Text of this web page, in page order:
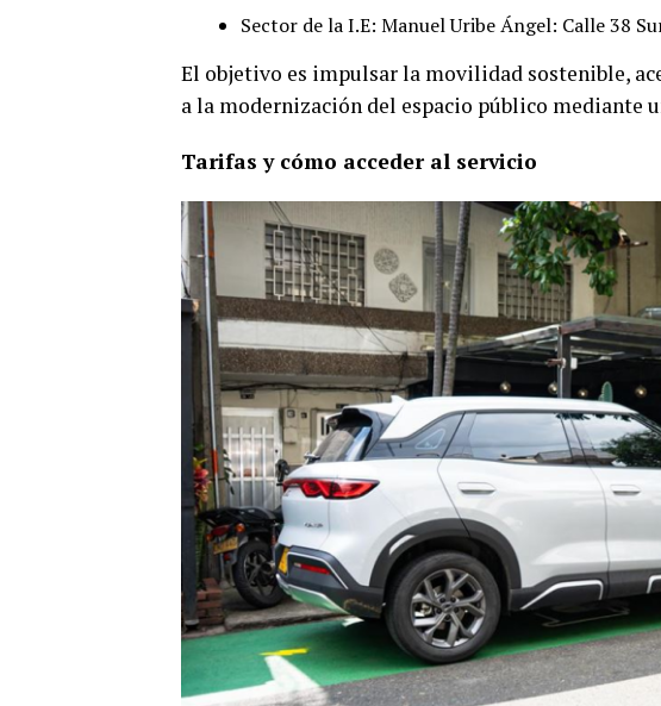
Sector de la I.E: Manuel Uribe Ángel: Calle 38
El objetivo es impulsar la movilidad sostenible,
a la modernización del espacio público mediante
Tarifas y cómo acceder al servicio